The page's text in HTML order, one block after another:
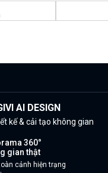
AI DESIGN
kế & cải tạo không gian
360°
gian thật
cảnh hiện trạng